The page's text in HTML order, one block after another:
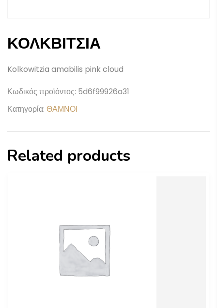
ΚΟΛΚΒΙΤΣΙΑ
Kolkowitzia amabilis pink cloud
Κωδικός προϊόντος: 5d6f99926a31
Κατηγορία: ΘΑΜΝΟΙ
Related products